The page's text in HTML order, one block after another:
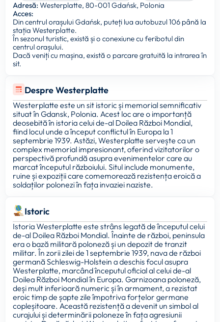
Despre Westerplatte
Westerplatte este un sit istoric și memorial semnificativ
situat în Gdansk, Polonia. Acest loc are o importanță
deosebită în istoria celui de-al Doilea Război Mondial,
fiind locul unde a început conflictul în Europa la 1
septembrie 1939. Astăzi, Westerplatte servește ca un
complex memorial impresionant, oferind vizitatorilor o
perspectivă profundă asupra evenimentelor care au
marcat începutul războiului. Situl include monumente,
ruine și expoziții care comemorează rezistența eroică a
soldaților polonezi în fața invaziei naziste.
Istoric
Istoria Westerplatte este strâns legată de începutul celui
de-al Doilea Război Mondial. Înainte de război, peninsula
era o bază militară poloneză și un depozit de tranzit
militar. În zorii zilei de 1 septembrie 1939, nava de război
germană Schleswig-Holstein a deschis focul asupra
Westerplatte, marcând începutul oficial al celui de-al
Doilea Război Mondial în Europa. Garnizoana poloneză,
deși mult inferioară numeric și în armament, a rezistat
eroic timp de șapte zile împotriva forțelor germane
copleșitoare. Această rezistență a devenit un simbol al
curajului și determinării poloneze în fața agresiunii
Adresă: Westerplatte, 80-001 Gdańsk, Polonia
Acces:
Din centrul orașului Gdańsk, puteți lua autobuzul 106 până la
stația Westerplatte.
În sezonul turistic, există și o conexiune cu feribotul din
centrul orașului.
Dacă veniți cu mașina, există o parcare gratuită la intrarea în
sit.